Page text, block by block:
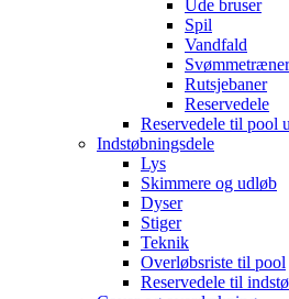
Ude bruser
Spil
Vandfald
Rutsjebaner
Reservedele
Reservedele til pool
Indstøbningsdele
Lys
Skimmere og udløb
Dyser
Stiger
Teknik
Overløbsriste til pool
Reservedele til